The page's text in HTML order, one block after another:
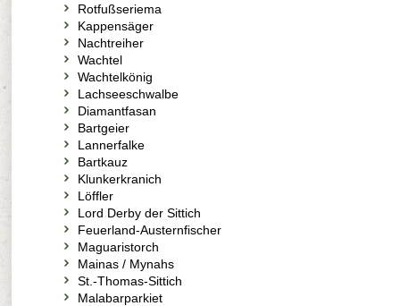
Rotfußseriema
Kappensäger
Nachtreiher
Wachtel
Wachtelkönig
Lachseeschwalbe
Diamantfasan
Bartgeier
Lannerfalke
Bartkauz
Klunkerkranich
Löffler
Lord Derby der Sittich
Feuerland-Austernfischer
Maguaristorch
Mainas / Mynahs
St.-Thomas-Sittich
Malabarparkiet